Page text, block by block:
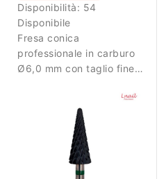
Disponibilità: 54
Disponibile
Fresa conica
professionale in carburo
Ø6,0 mm con taglio fine
precisa e lavori di
dettaglio su gel e acrilico.